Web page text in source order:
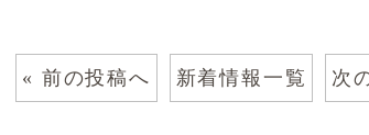
« 前の投稿へ 新着情報一覧 次